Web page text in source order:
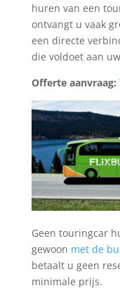
huren van een
ontvangt u vaak
een directe
die voldoet aan
Offerte aanvraag:
Geen touringcar
gewoon met de
betaalt u geen
minimale prijs.